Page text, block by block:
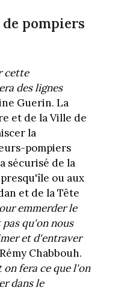
pompiers
cette
des lignes
Guerin. La
et de la Ville de
la
pompiers
sécurisé de la
ou aux
et de la Tête
emmerder le
qu'on nous
et d'entraver
Chabbouh.
fera ce que l'on
dans le